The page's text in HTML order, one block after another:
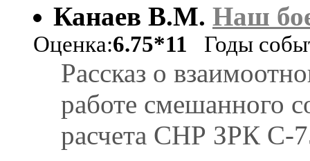
Канаев В.М. Наш
Оценка:6.75*11 Годы
Рассказ о
работе смешанного
расчета СНР ЗРК С-